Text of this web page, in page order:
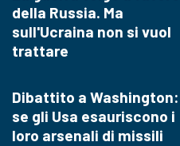
della Russia. Ma
sull'Ucraina non si vuol
trattare
Dibattito a Washington:
se gli Usa esauriscono i
loro arsenali di missili